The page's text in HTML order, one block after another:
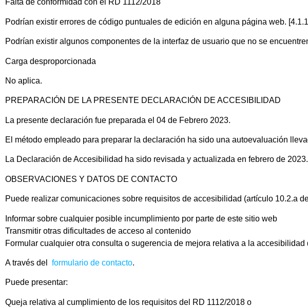
Falta de conformidad con el RD 1112/2018
Podrían existir errores de código puntuales de edición en alguna página web.
Podrían existir algunos componentes de la interfaz de usuario que no se
Carga desproporcionada
No aplica.
PREPARACIÓN DE LA PRESENTE DECLARACIÓN DE ACCESIBILIDAD
La presente declaración fue preparada el 04 de Febrero 2023.
El método empleado para preparar la declaración ha sido una autoevaluación
La Declaración de Accesibilidad ha sido revisada y actualizada en febrero de 2023.
OBSERVACIONES Y DATOS DE CONTACTO
Puede realizar comunicaciones sobre requisitos de accesibilidad (artículo 10.2.a
Informar sobre cualquier posible incumplimiento por parte de este sitio web
Transmitir otras dificultades de acceso al contenido
Formular cualquier otra consulta o sugerencia de mejora relativa a la accesibilidad
A través del formulario de contacto.
Puede presentar:
Queja relativa al cumplimiento de los requisitos del RD 1112/2018 o